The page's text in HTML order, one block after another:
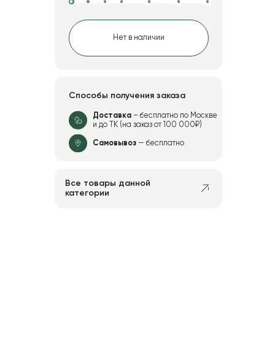
Нет в наличии
Способы получения заказа
Доставка– бесплатно по Москве
и до ТК (на заказ от 100 000₽)
Самовывоз— бесплатно
Все товары данной
категории